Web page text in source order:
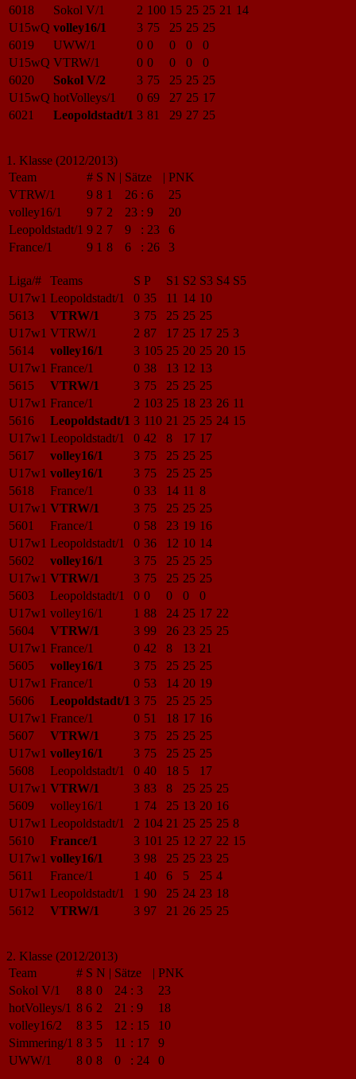
6018
Sokol V/1 2 100 15 25 25 21 14
U15wQ volley16/1 3 75 25 25 25
6019
UWW/1 0 0 0 0
0
U15wQ VTRW/1 0 0 0 0
0
6020
Sokol V/2 3 75 25 25 25
U15wQ hotVolleys/1 0 69 27 25 17
6021
Leopoldstadt/1 3 81 29 27 25
1. Klasse (2012/2013)
Team
# S N | Sätze | PNK
VTRW/1
9 8 1 26 : 6
25
volley16/1
9 7 2 23 : 9
20
Leopoldstadt/1 9 2 7 9 : 23
6
France/1
9 1 8 6 : 26 3
Liga/# Teams S P S1 S2 S3 S4 S5
U17w1 Leopoldstadt/1 0 35 11 14 10
5613
VTRW/1 3 75 25 25 25
U17w1 VTRW/1 2 87 17 25 17 25 3
5614
volley16/1 3 105 25 20 25 20 15
U17w1 France/1 0 38 13 12 13
5615
VTRW/1 3 75 25 25 25
U17w1 France/1 2 103 25 18 23 26 11
5616
Leopoldstadt/1 3 110 21 25 25 24 15
U17w1 Leopoldstadt/1 0 42 8 17 17
5617
volley16/1 3 75 25 25 25
U17w1 volley16/1 3 75 25 25 25
5618
France/1 0 33 14 11 8
U17w1 VTRW/1 3 75 25 25 25
5601
France/1 0 58 23 19 16
U17w1 Leopoldstadt/1 0 36 12 10 14
5602
volley16/1 3 75 25 25 25
U17w1 VTRW/1 3 75 25 25 25
5603
Leopoldstadt/1 0 0 0 0
0
U17w1 volley16/1 1 88 24 25 17 22
5604
VTRW/1 3 99 26 23 25 25
U17w1 France/1 0 42 8 13 21
5605
volley16/1 3 75 25 25 25
U17w1 France/1 0 53 14 20 19
5606
Leopoldstadt/1 3 75 25 25 25
U17w1 France/1 0 51 18 17 16
5607
VTRW/1 3 75 25 25 25
U17w1 volley16/1 3 75 25 25 25
5608
Leopoldstadt/1 0 40 18 5
17
U17w1 VTRW/1 3 83 8 25 25 25
5609
volley16/1 1 74 25 13 20 16
U17w1 Leopoldstadt/1 2 104 21 25 25 25 8
5610
France/1 3 101 25 12 27 22 15
U17w1 volley16/1 3 98 25 25 23 25
5611
France/1 1 40 6 5 25 4
U17w1 Leopoldstadt/1 1 90 25 24 23 18
5612
VTRW/1 3 97 21 26 25 25
2. Klasse (2012/2013)
Team
# S N | Sätze | PNK
Sokol V/1
8 8 0 24 : 3
23
hotVolleys/1 8 6 2 21 : 9
18
volley16/2
8 3 5 12 : 15
10
Simmering/1 8 3 5 11 : 17
9
UWW/1
8 0 8 0 : 24 0